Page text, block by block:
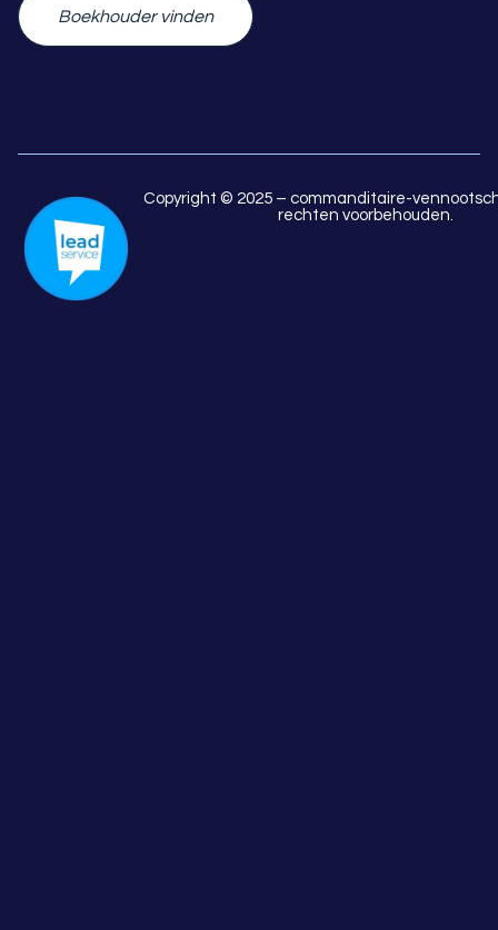
Boekhouder vinden
Copyright © 2025 – commanditaire-
rechten voorbehouden.